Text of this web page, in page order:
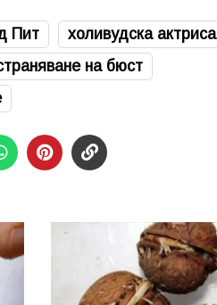
Пит
холивудска актриса
на бюст